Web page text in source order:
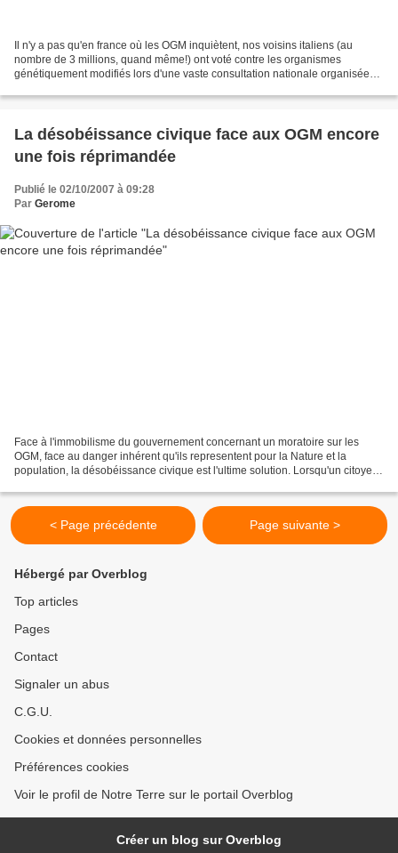
Il n'y a pas qu'en france où les OGM inquiètent, nos voisins italiens (au
nombre de 3 millions, quand même!) ont voté contre les organismes
génétiquement modifiés lors d'une vaste consultation nationale organisée
La désobéissance civique face aux OGM encore
une fois réprimandée
Publié le 02/10/2007 à 09:28
Par Gerome
Face à l'immobilisme du gouvernement concernant un moratoire sur les
OGM, face au danger inhérent qu'ils representent pour la Nature et la
population, la désobéissance civique est l'ultime solution. Lorsqu'un citoyen
< Page précédente Page suivante >
Hébergé par Overblog
Top articles
Pages
Contact
Signaler un abus
C.G.U.
Cookies et données personnelles
Préférences cookies
Voir le profil de Notre Terre sur le portail Overblog
Créer un blog sur Overblog